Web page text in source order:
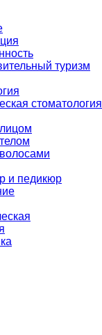
туризм
стоматология
и педикюр